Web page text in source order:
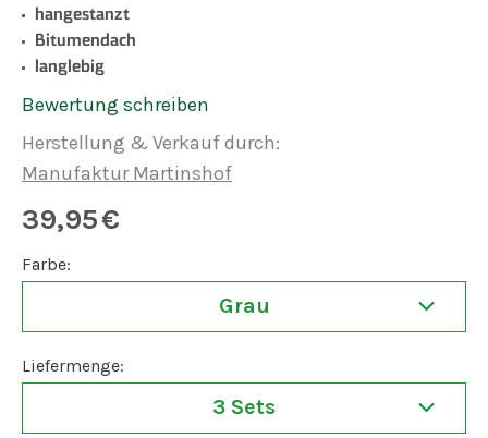
hangestanzt
Bitumendach
langlebig
Bewertung schreiben
Herstellung & Verkauf durch:
Manufaktur Martinshof
39,95€
Farbe:
Grau
Liefermenge:
3 Sets